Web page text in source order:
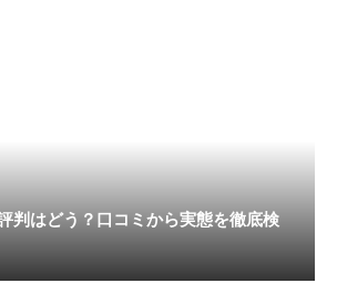
判はどう？口コミから実態を徹底検